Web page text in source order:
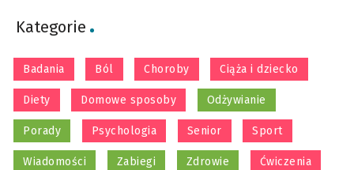
Kategorie
Badania Ból Choroby Ciąża i dziecko
Diety Domowe sposoby Odżywianie
Porady Psychologia Senior Sport
Wiadomości Zabiegi Zdrowie Ćwiczenia